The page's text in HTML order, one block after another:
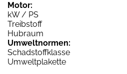
Motor:
kW / PS
Treibstoff
Hubraum
Umweltnormen:
Schadstoffklasse
Umweltplakette